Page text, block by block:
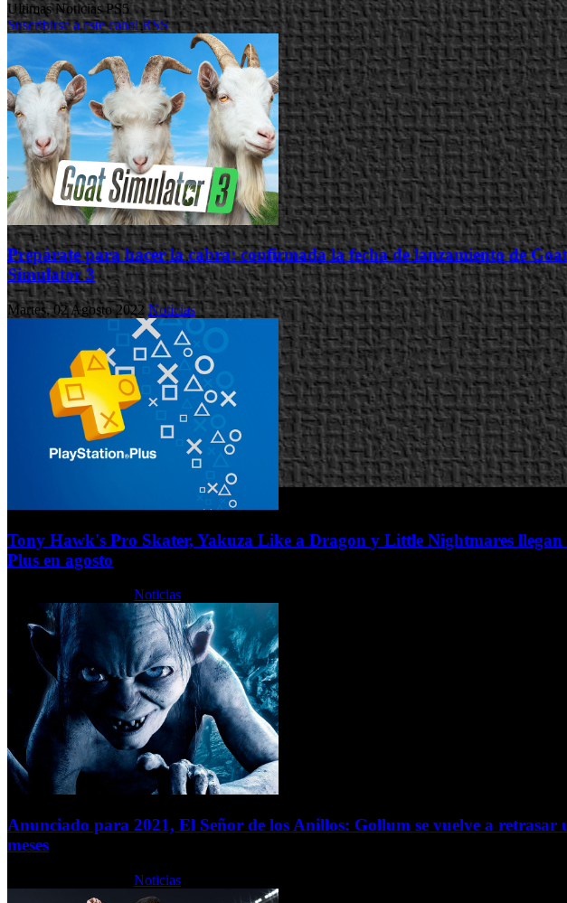
Ultimas Noticias PS5
Suscribirse a este canal RSS
Prepárate para hacer la cabra: confirmada la fecha de lanzamiento de Goat
Simulator 3
Martes, 02 Agosto 2022 Noticias
Tony Hawk's Pro Skater, Yakuza Like a Dragon y Little Nightmares llegan
Plus en agosto
Noticias
Anunciado para 2021, El Señor de los Anillos: Gollum se vuelve a retrasar
meses
Noticias